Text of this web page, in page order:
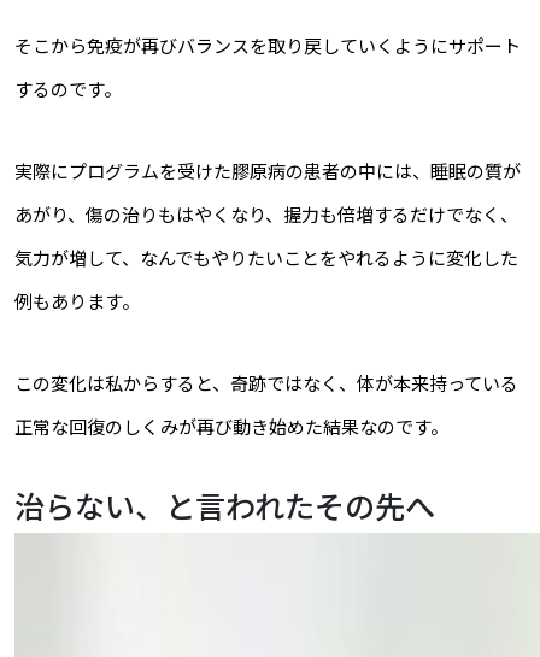
そこから免疫が再びバランスを取り戻していくようにサポート
するのです。
実際にプログラムを受けた膠原病の患者の中には、睡眠の質が
あがり、傷の治りもはやくなり、握力も倍増するだけでなく、
気力が増して、なんでもやりたいことをやれるように変化した
例もあります。
この変化は私からすると、奇跡ではなく、体が本来持っている
正常な回復のしくみが再び動き始めた結果なのです。
治らない、と言われたその先へ